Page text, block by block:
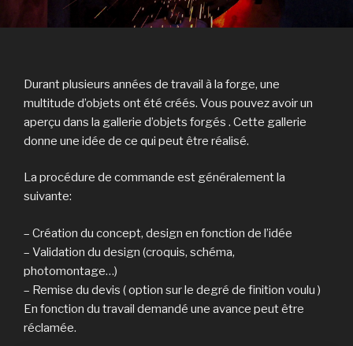
Durant plusieurs années de travail à la forge, une
multitude d’objets ont été créés. Vous pouvez avoir un
aperçu dans la gallerie d’objets forgés . Cette gallerie
donne une idée de ce qui peut être réalisé.
La procédure de commande est généralement la
suivante:
– Création du concept, design en fonction de l’idée
– Validation du design (croquis, schéma,
photomontage…)
– Remise du devis ( option sur le degré de finition voulu )
En fonction du travail demandé une avance peut être
réclamée.